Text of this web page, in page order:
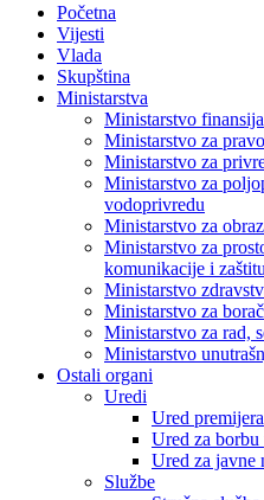
Početna
Vijesti
Vlada
Skupština
Ministarstva
Ministarstvo finansija
Ministarstvo za
Ministarstvo za
Ministarstvo za
vodoprivredu
Ministarstvo za
Ministarstvo za
komunikacije i
Ministarstvo
Ministarstvo za
Ministarstvo za rad,
Ministarstvo
Ostali organi
Uredi
Ured premijera
Ured za
Ured za javne
Službe